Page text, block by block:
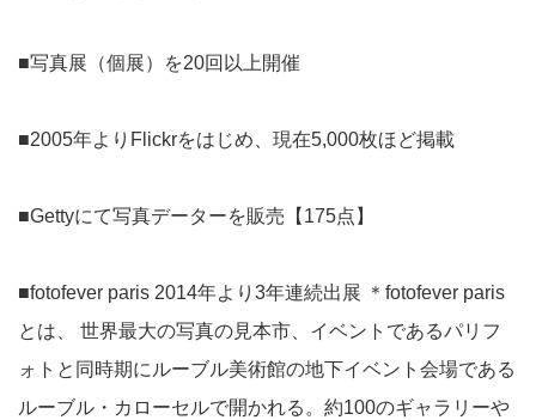
■写真展（個展）を20回以上開催
■2005年よりFlickrをはじめ、現在5,000枚ほど掲載
■Gettyにて写真データーを販売【175点】
■fotofever paris 2014年より3年連続出展 ＊fotofever paris
とは、 世界最大の写真の見本市、イベントであるパリフ
ォトと同時期にルーブル美術館の地下イベント会場である
ルーブル・カローセルで開かれる。約100のギャラリーや